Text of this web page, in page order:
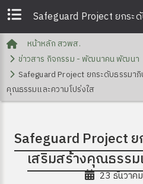
หน้าหลัก สวพส.
ข่าวสาร กิจกรรม - พัฒนาคน พัฒนา
Safeguard Project ยกระดับธรรมา
คุณธรรมและความโปร่งใส
Safeguard Project
เสริมสร้างคุณธรรม
23 ธันวา